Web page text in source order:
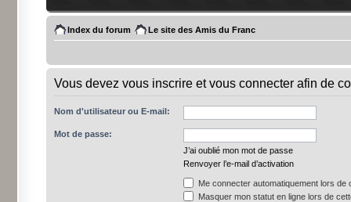
Index du forum Le site des Amis du Franc
Vous devez vous inscrire et vous connecter afin de
Nom d'utilisateur ou E-mail:
Mot de passe:
J’ai oublié mon mot de passe
Renvoyer l’e-mail d’activation
Me connecter automatiquement lors de
Masquer mon statut en ligne lors de